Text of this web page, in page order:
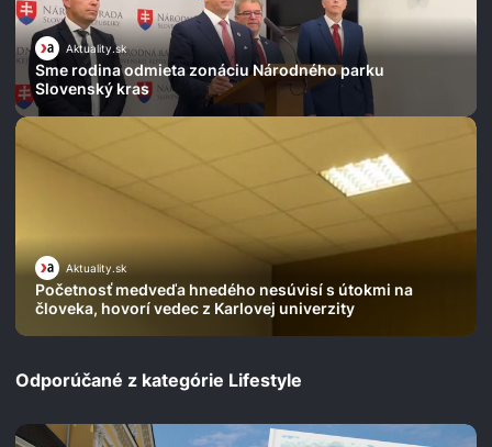
Aktuality.sk
Sme rodina odmieta zonáciu Národného parku
Slovenský kras
Aktuality.sk
Početnosť medveďa hnedého nesúvisí s útokmi na
človeka, hovorí vedec z Karlovej univerzity
Odporúčané z kategórie Lifestyle